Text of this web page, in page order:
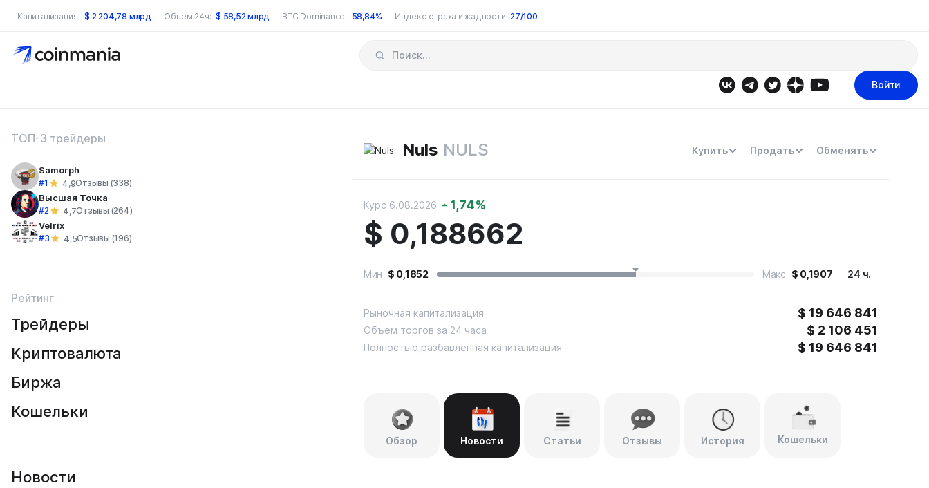
Капитализация: $ 2 204,78 млрд Объем 24ч: $ 58,52 млрд BTC Dominance: 58,84% Индекс страха и жадности 27/100
по сайту
Войти
ТОП-3 трейдеры
Samorph
#1 4,9Отзывы (338)
Высшая Точка
#2 4,7Отзывы (264)
Velrix
#3 4,5Отзывы (196)
Рейтинг
Трейдеры
Криптовалюта
Биржа
Кошельки
Новости
Nuls NULS Купить Продать Обменять
Курс 6.08.2026 1,74%
$ 0,188662
Мин $ 0,1852 Макс $ 0,1907 24 ч.
Рыночная капитализация $ 19 646 841
Объем торгов за 24 часа $ 2 106 451
Полностью разбавленная капитализация $ 19 646 841
Обзор Новости Статьи Отзывы История Кошельки